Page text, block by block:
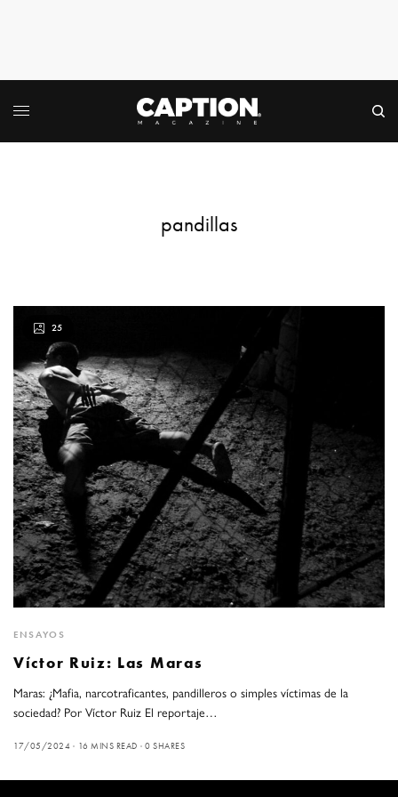
pandillas
25
ENSAYOS
Víctor Ruiz: Las Maras
Maras: ¿Mafia, narcotraficantes, pandilleros o simples víctimas de la
sociedad? Por Víctor Ruiz El reportaje…
17/05/2024 16 MINS READ 0 SHARES